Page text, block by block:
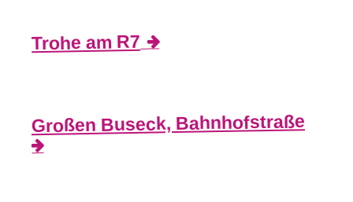
Trohe am R7
Großen Buseck, Bahnhofstraße